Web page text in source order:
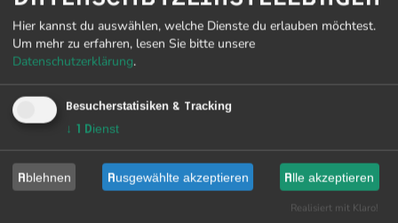
Mitte, Ausfahrt Stühlinger, links in die Eschholzstraße. (Es
gibt einen Parkplatz, aber nur wenige Parkplätze, Einfahrt
Ferdinand-Weiß-Straße)
>>Achtung ab Februar 2022
Stühlinger Süd gebührenpflichtig.
Routenplanung zum E-WERK über Google Maps
SÜDUFER | HASLACHERSTR. 41 | 79115 FREIBURG
Sie erreichen das SÜDUFER, die externe Spielstätte des E-
WERK Freiburgszu Fuß, mit dem Rad oder mit der VAG:
Hier kannst du auswählen, welche Dienste du erlauben möchtest.
Um mehr zu erfahren, lesen Sie bitte unsere
Datenschutzerklärung.
Besucherstatisiken & Tracking
↓ 1 Dienst
Ablehnen Ausgewählte akzeptieren Alle akzeptieren
Realisiert mit Klaro!